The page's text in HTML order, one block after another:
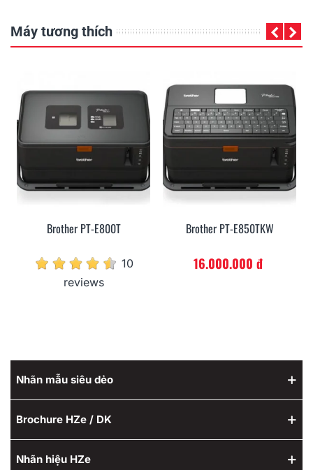
Máy tương thích
Brother PT-E800T
10
reviews
Brother PT-E850TKW
16.000.000 đ
Nhãn mẫu siêu dẻo
Brochure HZe / DK
Nhãn hiệu HZe